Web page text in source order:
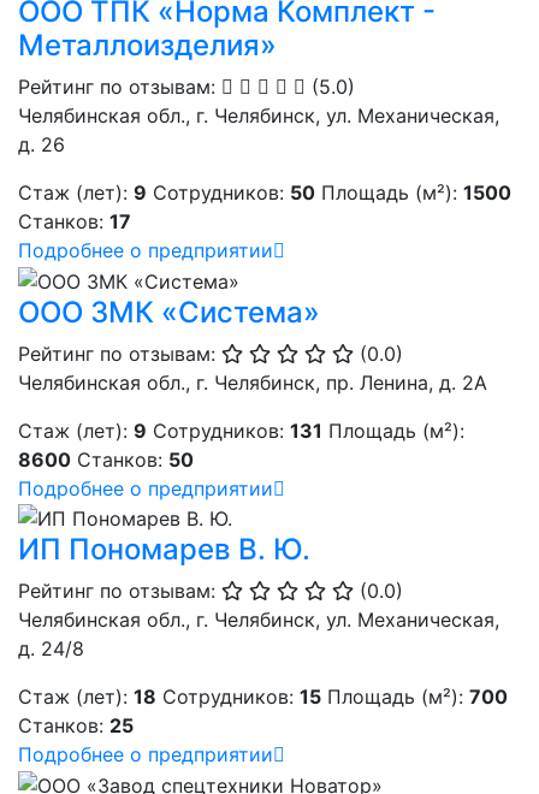
ООО ТПК «Норма Комплект -
Металлоизделия»
Рейтинг по отзывам:
(5.0)
Челябинская обл., г. Челябинск, ул. Механическая,
д. 26
Стаж (лет): 9 Сотрудников: 50 Площадь (м²): 1500
Станков: 17
Подробнее о предприятии
ООО ЗМК «Система»
Рейтинг по отзывам:
(0.0)
Челябинская обл., г. Челябинск, пр. Ленина, д. 2А
Стаж (лет): 9 Сотрудников: 131 Площадь (м²):
8600 Станков: 50
Подробнее о предприятии
ИП Пономарев В. Ю.
Рейтинг по отзывам:
(0.0)
Челябинская обл., г. Челябинск, ул. Механическая,
д. 24/8
Стаж (лет): 18 Сотрудников: 15 Площадь (м²): 700
Станков: 25
Подробнее о предприятии